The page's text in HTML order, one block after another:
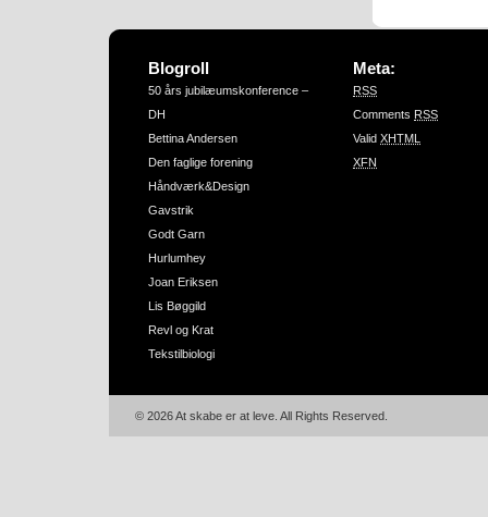
Blogroll
50 års jubilæumskonference –
DH
Bettina Andersen
Den faglige forening
Håndværk&Design
Gavstrik
Godt Garn
Hurlumhey
Joan Eriksen
Lis Bøggild
Revl og Krat
Tekstilbiologi
Meta:
RSS
Comments RSS
Valid XHTML
XFN
© 2026 At skabe er at leve. All Rights Reserved.